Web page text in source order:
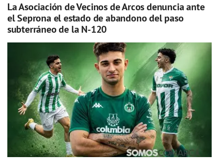
La Asociación de Vecinos de Arcos denuncia ante
el Seprona el estado de abandono del paso
subterráneo de la N-120